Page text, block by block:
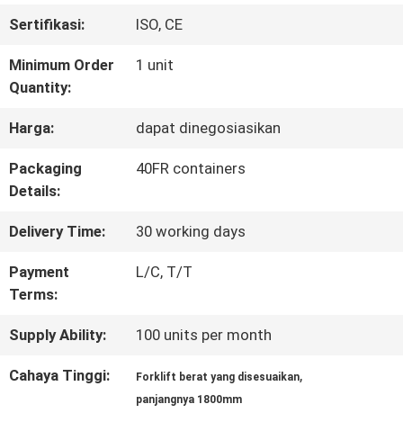
PABRIK
KONTROL
KUALITAS
SITEMAP
POLICY
Sertifikasi: ISO, CE
Minimum Order
Quantity:
1 unit
Harga: dapat dinegosiasikan
Packaging
Details:
40FR containers
Delivery Time: 30 working days
Payment
Terms:
L/C, T/T
Supply Ability: 100 units per month
Cahaya Tinggi: Forklift berat yang disesuaikan,
panjangnya 1800mm